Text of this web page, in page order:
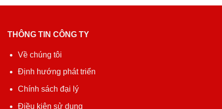
THÔNG TIN CÔNG TY
Về chúng tôi
Định hướng phát triển
Chính sách đại lý
Điều kiện sử dụng